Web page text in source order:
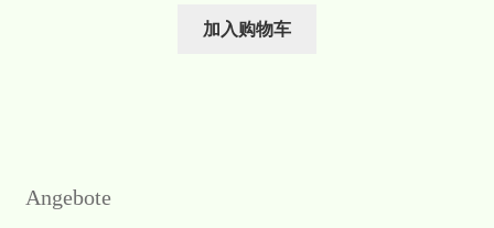
加入购物车
Angebote